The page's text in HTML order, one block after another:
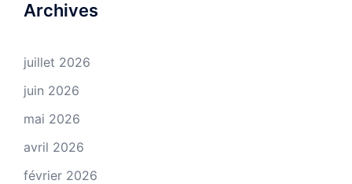
Archives
juillet 2026
juin 2026
mai 2026
avril 2026
février 2026